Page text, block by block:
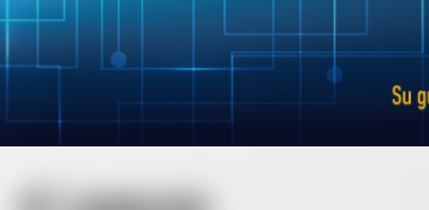
Skip to main content